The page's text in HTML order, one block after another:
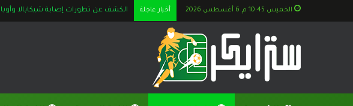
الخميس 10:45 م, 6 أغسطس 2026 أخبار عاجلة الكشف عن تطورات إصابة شيكابالا